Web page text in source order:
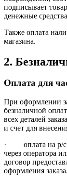
подписывает
денежные
Также оплата
магазина.
2.
Оплата для
При оформлении
безналичной
всех деталей
и счет для
· оплата на р/с
через оператора
договор
оформления заказа.